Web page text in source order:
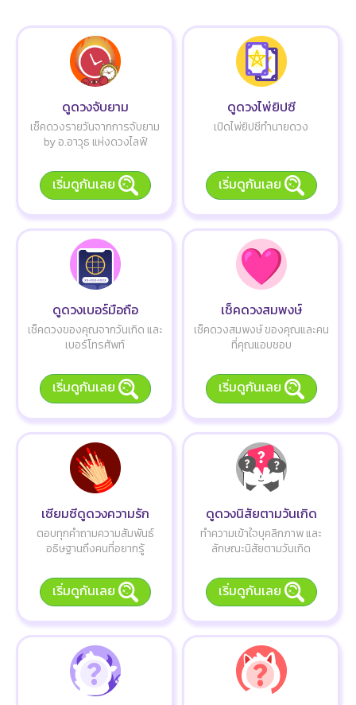
ดูดวงจับยาม
เช็คดวงรายวันจากการจับยาม
by อ.อาวุธ แห่งดวงไลฟ์
เริ่มดูกันเลย
ดูดวงไพ่ยิปซี
เปิดไพ่ยิปซีทำนายดวง
เริ่มดูกันเลย
ดูดวงเบอร์มือถือ
เช็คดวงของคุณจากวันเกิด และ
เบอร์โทรศัพท์
เริ่มดูกันเลย
เช็คดวงสมพงษ์
เช็คดวงสมพงษ์ ของคุณและคน
ที่คุณแอบชอบ
เริ่มดูกันเลย
เซียมซีดูดวงความรัก
ตอบทุกคำถามความสัมพันธ์
อธิษฐานถึงคนที่อยากรู้
เริ่มดูกันเลย
ดูดวงนิสัยตามวันเกิด
ทำความเข้าใจบุคลิกภาพ และ
ลักษณะนิสัยตามวันเกิด
เริ่มดูกันเลย